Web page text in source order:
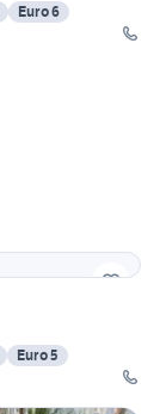
Euro 6
Euro 5